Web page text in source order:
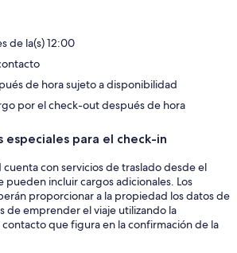
de la(s) 12:00
de hora sujeto a disponibilidad
por el check-out después de hora
especiales para el check-in
con servicios de traslado desde el
incluir cargos adicionales. Los
proporcionar a la propiedad los datos de
de emprender el viaje utilizando la
que figura en la confirmación de la